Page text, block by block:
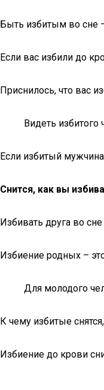
Быть избитым во сне
Если вас избили до
Приснилось, что вас
Видеть
Если избитый
Снится, как вы
Избивать друга во
Избиение родных –
Для молодого
К чему избитые
Избиение до крови